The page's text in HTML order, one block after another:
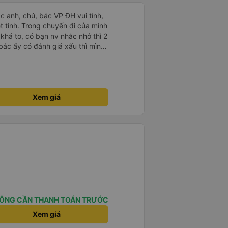
anh, chú, bác VP ĐH vui tính,
đi của mình
to, có bạn nv nhắc nhở thì 2
ấy có đánh giá xấu thì mình
rất đúng. 2 bác nói rất to. To
bạn ấy nha. Nếu bạn ấy bị trừ
mình hỗ trợ ạ. Số mình
16/1. À các bạn nữ lễ tân xinh
Xem giá
CẦN THANH TOÁN TRƯỚC
Xem giá